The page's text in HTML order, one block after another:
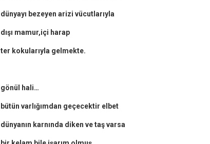
dünyayı bezeyen arizi vücutlarıyla
dışı mamur,içi harap
ter kokularıyla gelmekte.
gönül hali…
bütün varlığımdan geçecektir elbet
dünyanın karnında diken ve taş varsa